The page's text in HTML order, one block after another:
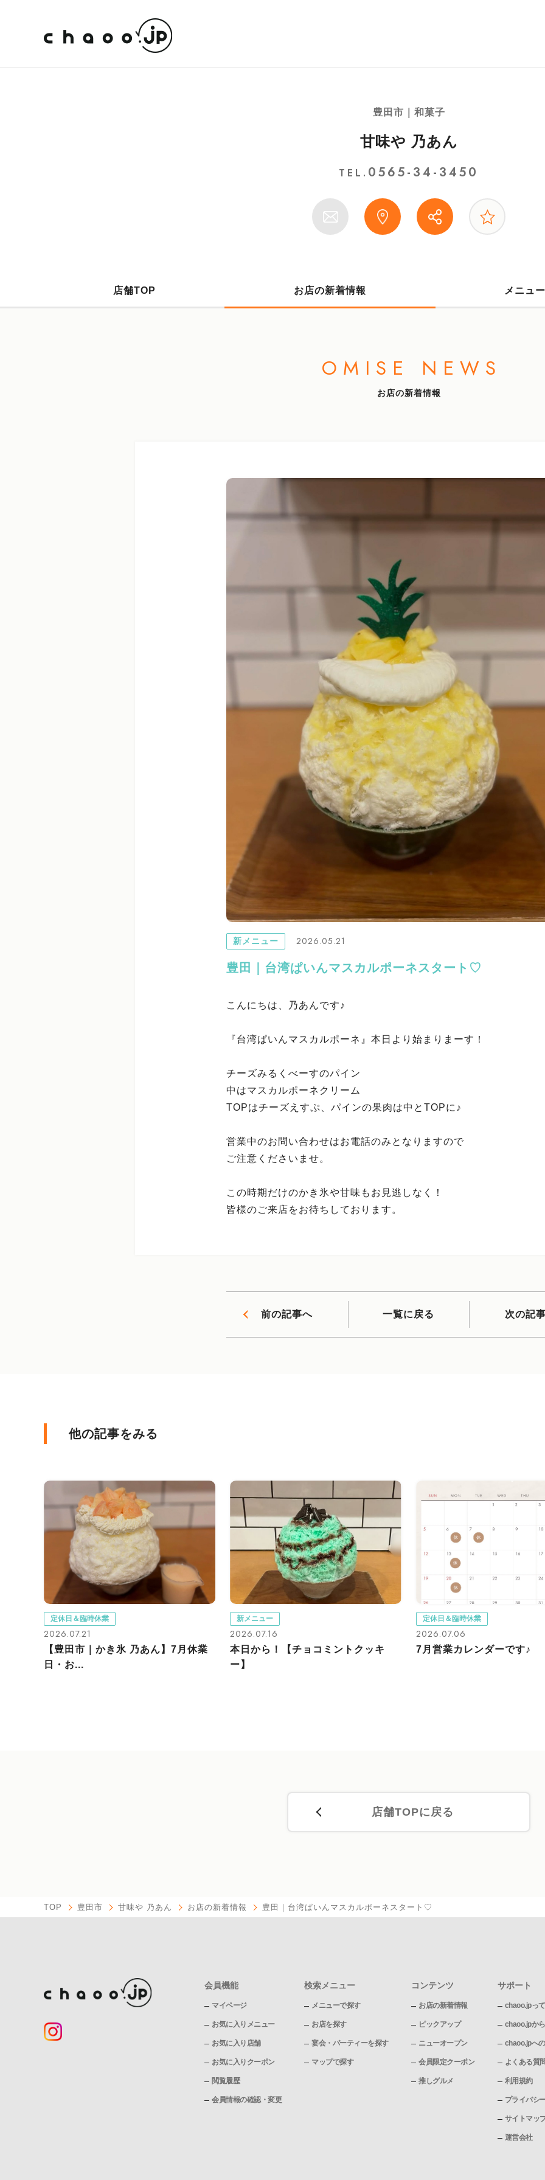
豊田市｜和菓子
甘味や 乃あん
TEL. 0565-34-3450
店舗TOP お店の新着情報 メニュ
OMISE NEWS
お店の新着情報
新メニュー 2026.05.21
豊田｜台湾ぱいんマスカルポーネスタート♡
こんにちは、乃あんです♪
『台湾ぱいんマスカルポーネ』本日より始まりまーす！
チーズみるくべーすのパイン
中はマスカルポーネクリーム
TOPはチーズえすぷ、パインの果肉は中とTOPに♪
営業中のお問い合わせはお電話のみとなりますので
ご注意くださいませ。
この時期だけのかき氷や甘味もお見逃しなく！
皆様のご来店をお待ちしております。
前の記事へ 次の記
一覧に戻る
他の記事をみる
定休日＆臨時休業
2026.07.21
【豊田市｜かき氷 乃あん】7月休業
日・お...
新メニュー
2026.07.16
本日から！【チョコミントクッキ
ー】
定休日＆臨時休業
2026.07.06
7月営業カレンダーです♪
店舗TOPに戻る
TOP 豊田市 甘味や 乃あん お店の新着情報 豊田｜台湾ぱいんマスカルポーネスタート♡
会員機能
マイページ
お気に入りメニュー
お気に入り店舗
お気に入りクーポン
閲覧履歴
会員情報の確認・変更
検索メニュー
メニューで探す
お店を探す
宴会・パーティーを探す
マップで探す
コンテンツ
お店の新着情報
ピックアップ
ニューオープン
会員限定クーポン
推しグルメ
サポート
chaoo.jpっ
chaoo.jpか
chaoo.jpへ
よくある質
利用規約
プライバシ
サイトマッ
運営会社